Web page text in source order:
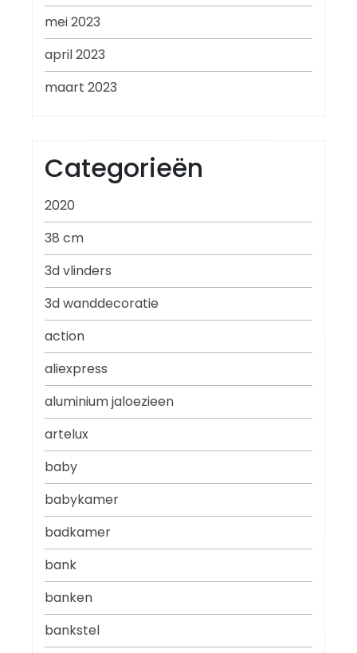
mei 2023
april 2023
maart 2023
Categorieën
2020
38 cm
3d vlinders
3d wanddecoratie
action
aliexpress
aluminium jaloezieen
artelux
baby
babykamer
badkamer
bank
banken
bankstel